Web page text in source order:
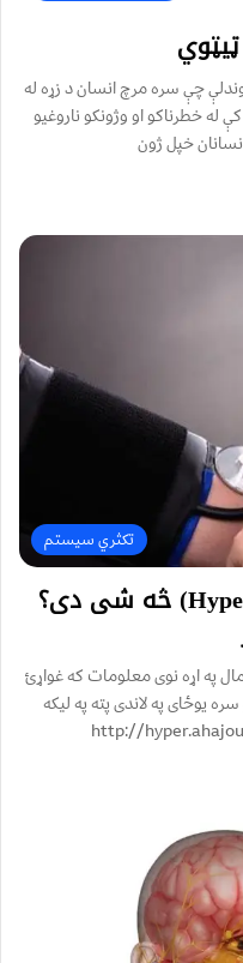
چې سره مرچ انسان د زړه له
له خطرناکو او وژونکو ناروغیو
خپل ژون
تکثري سیستم
د وینی لوړ فشار (Hypertension) څه شی دی؟
په اړه نوی معلومات که غواړئ
یوځای په لاندی پته په لیکه